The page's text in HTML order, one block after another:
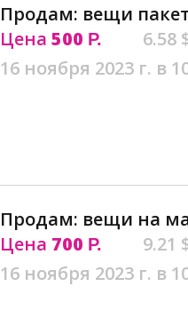
Продам: вещи
Цена 500 Р.
6.58
16 ноября 2023 г. в
Продам: вещи на
Цена 700 Р.
9.21
16 ноября 2023 г. в